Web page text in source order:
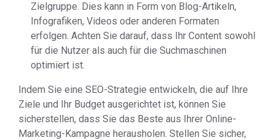
Zielgruppe. Dies kann in Form von Blog-Artikeln,
Infografiken, Videos oder anderen Formaten
erfolgen. Achten Sie darauf, dass Ihr Content sowohl
für die Nutzer als auch für die Suchmaschinen
optimiert ist.
Indem Sie eine SEO-Strategie entwickeln, die auf Ihre
Ziele und Ihr Budget ausgerichtet ist, können Sie
sicherstellen, dass Sie das Beste aus Ihrer Online-
Marketing-Kampagne herausholen. Stellen Sie sicher,